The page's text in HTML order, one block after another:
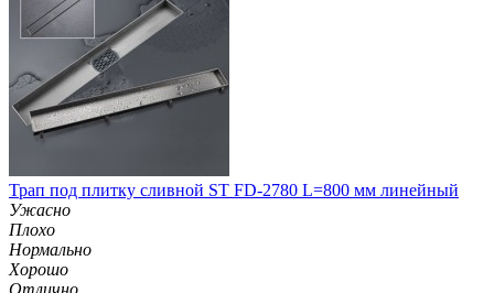
Трап под плитку сливной ST FD-2780 L=800 мм линейный
Ужасно
Плохо
Нормально
Хорошо
Отлично